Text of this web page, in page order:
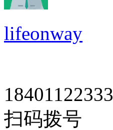
lifeonway
18401122333
扫码拨号